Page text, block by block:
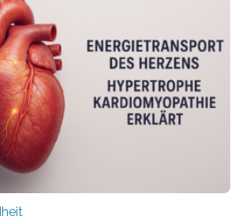
Patientinnen und Patienten –
– genutzt werden können, um
welche Medikamente am besten
ein Eiweiß identifiziert, das künftig
die Wahl der passenden Therapie
zählt weltweit zu den
und stellt…